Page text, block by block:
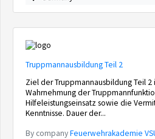
Truppmannausbildung Teil 2
Ziel der Truppmannausbildung Teil
Wahrnehmung der
Hilfeleistungseinsatz sowie die
Kenntnisse. Dauer der...
By companyFeuerwehrakademie